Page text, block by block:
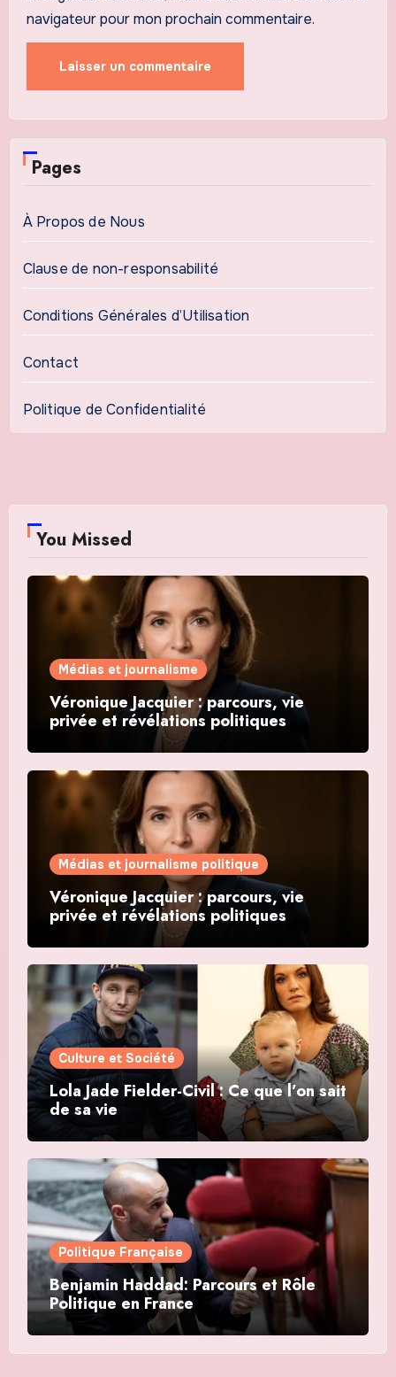
navigateur pour mon prochain commentaire.
Pages
À Propos de Nous
Clause de non-responsabilité
Conditions Générales d’Utilisation
Contact
Politique de Confidentialité
You Missed
Médias et journalisme
Véronique Jacquier : parcours, vie
privée et révélations politiques
Médias et journalisme politique
Véronique Jacquier : parcours, vie
privée et révélations politiques
Culture et Société
Lola Jade Fielder-Civil : Ce que l’on sait
de sa vie
Politique Française
Benjamin Haddad: Parcours et Rôle
Politique en France